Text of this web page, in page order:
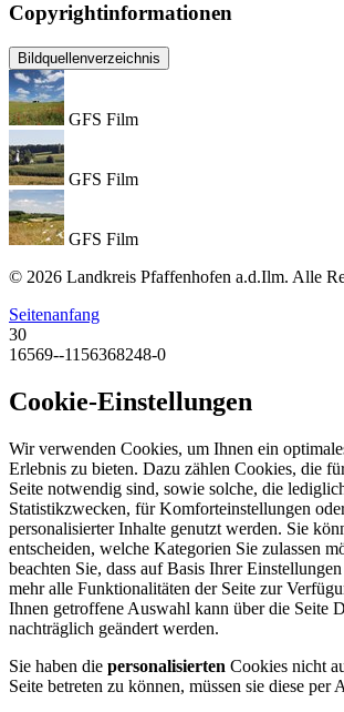
Copyrightinformationen
Bildquellenverzeichnis
GFS Film
GFS Film
GFS Film
© 2026 Landkreis Pfaffenhofen a.d.Ilm. Alle
Seitenanfang
30
16569--1156368248-0
Cookie-Einstellungen
Wir verwenden Cookies, um Ihnen ein
Erlebnis zu bieten. Dazu zählen Cookies, die
Seite notwendig sind, sowie solche, die
Statistikzwecken, für Komforteinstellungen
personalisierter Inhalte genutzt werden. Sie
entscheiden, welche Kategorien Sie zulassen
beachten Sie, dass auf Basis Ihrer
mehr alle Funktionalitäten der Seite zur
Ihnen getroffene Auswahl kann über die Seite
nachträglich geändert werden.
Sie haben die personalisierten Cookies nicht
Seite betreten zu können, müssen sie diese per